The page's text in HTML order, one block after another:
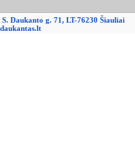
Daukanto g. 71, LT-76230 Šiauliai